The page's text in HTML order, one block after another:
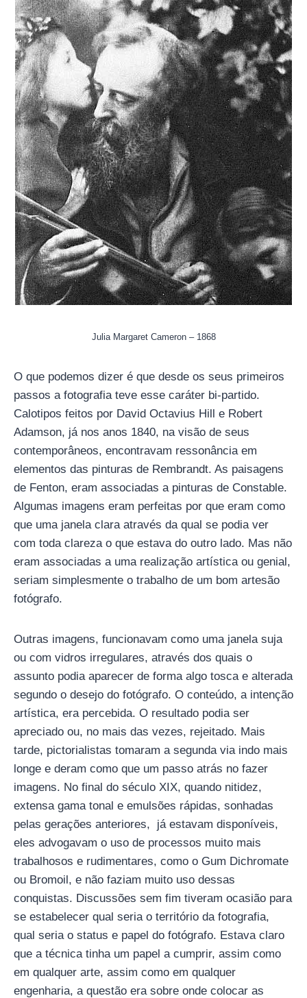
Julia Margaret Cameron – 1868
O que podemos dizer é que desde os seus primeiros
passos a fotografia teve esse caráter bi-partido.
Calotipos feitos por David Octavius Hill e Robert
Adamson, já nos anos 1840, na visão de seus
contemporâneos, encontravam ressonância em
elementos das pinturas de Rembrandt. As paisagens
de Fenton, eram associadas a pinturas de Constable.
Algumas imagens eram perfeitas por que eram como
que uma janela clara através da qual se podia ver
com toda clareza o que estava do outro lado. Mas não
eram associadas a uma realização artística ou genial,
seriam simplesmente o trabalho de um bom artesão
fotógrafo.
Outras imagens, funcionavam como uma janela suja
ou com vidros irregulares, através dos quais o
assunto podia aparecer de forma algo tosca e alterada
segundo o desejo do fotógrafo. O conteúdo, a intenção
artística, era percebida. O resultado podia ser
apreciado ou, no mais das vezes, rejeitado. Mais
tarde, pictorialistas tomaram a segunda via indo mais
longe e deram como que um passo atrás no fazer
imagens. No final do século XIX, quando nitidez,
extensa gama tonal e emulsões rápidas, sonhadas
pelas gerações anteriores, já estavam disponíveis,
eles advogavam o uso de processos muito mais
trabalhosos e rudimentares, como o Gum Dichromate
ou Bromoil, e não faziam muito uso dessas
conquistas. Discussões sem fim tiveram ocasião para
se estabelecer qual seria o território da fotografia,
qual seria o status e papel do fotógrafo. Estava claro
que a técnica tinha um papel a cumprir, assim como
em qualquer arte, assim como em qualquer
engenharia, a questão era sobre onde colocar as